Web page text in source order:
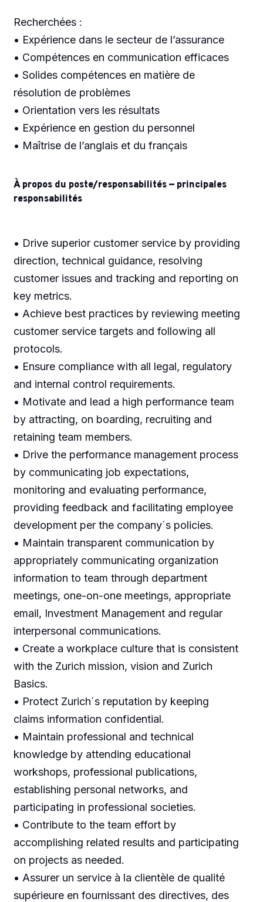
Recherchées :
• Expérience dans le secteur de l’assurance
• Compétences en communication efficaces
• Solides compétences en matière de
résolution de problèmes
• Orientation vers les résultats
• Expérience en gestion du personnel
• Maîtrise de l’anglais et du français
À propos du poste/responsabilités — principales
responsabilités
• Drive superior customer service by providing
direction, technical guidance, resolving
customer issues and tracking and reporting on
key metrics.
• Achieve best practices by reviewing meeting
customer service targets and following all
protocols.
• Ensure compliance with all legal, regulatory
and internal control requirements.
• Motivate and lead a high performance team
by attracting, on boarding, recruiting and
retaining team members.
• Drive the performance management process
by communicating job expectations,
monitoring and evaluating performance,
providing feedback and facilitating employee
development per the company´s policies.
• Maintain transparent communication by
appropriately communicating organization
information to team through department
meetings, one-on-one meetings, appropriate
email, Investment Management and regular
interpersonal communications.
• Create a workplace culture that is consistent
with the Zurich mission, vision and Zurich
Basics.
• Protect Zurich´s reputation by keeping
claims information confidential.
• Maintain professional and technical
knowledge by attending educational
workshops, professional publications,
establishing personal networks, and
participating in professional societies.
• Contribute to the team effort by
accomplishing related results and participating
on projects as needed.
• Assurer un service à la clientèle de qualité
supérieure en fournissant des directives, des